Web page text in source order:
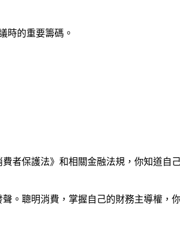
時的重要籌碼。
者保護法》和相關金融法規，你知道自
。聰明消費，掌握自己的財務主導權，